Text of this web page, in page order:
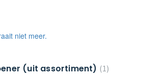
niet meer.
(uit assortiment)
1